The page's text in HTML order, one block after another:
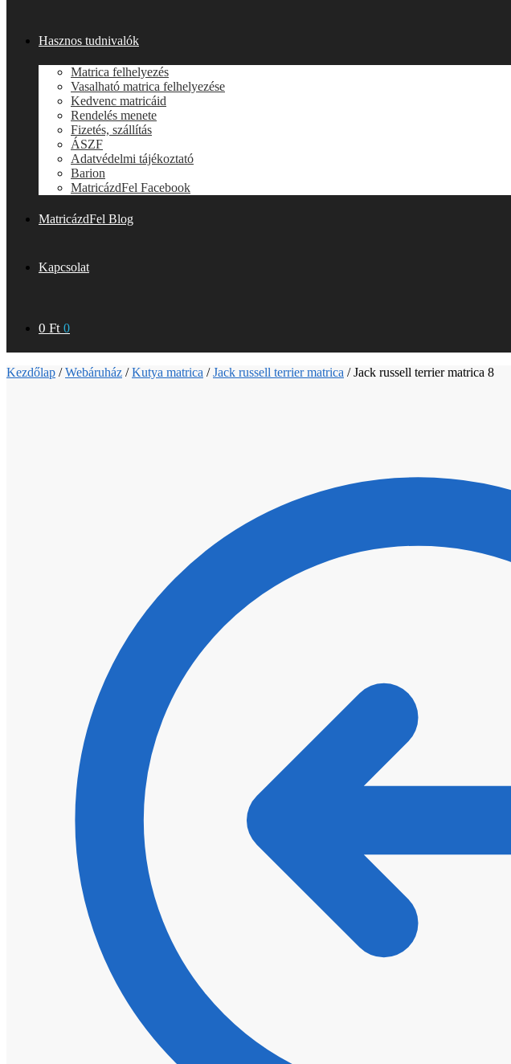
Hasznos tudnivalók
Matrica felhelyezés
Vasalható matrica felhelyezése
Kedvenc matricáid
Rendelés menete
Fizetés, szállítás
ÁSZF
Adatvédelmi tájékoztató
Barion
MatricázdFel Facebook
MatricázdFel Blog
Kapcsolat
0 Ft 0
Kezdőlap /Webáruház /Kutya matrica /Jack russell terrier matrica /Jack russell terrier matrica 8